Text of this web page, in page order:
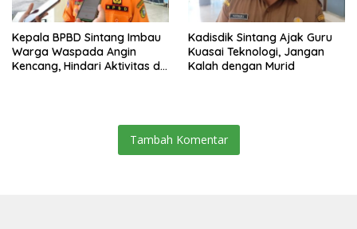
Kepala BPBD Sintang Imbau
Warga Waspada Angin
Kencang, Hindari Aktivitas di
Kadisdik Sintang Ajak Guru
Kuasai Teknologi, Jangan
Kalah dengan Murid
Tambah Komentar